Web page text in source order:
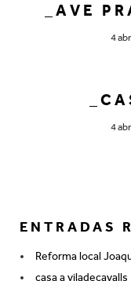
_AVE
4
4
ENTRADAS
Reforma local
casa a viladecavalls